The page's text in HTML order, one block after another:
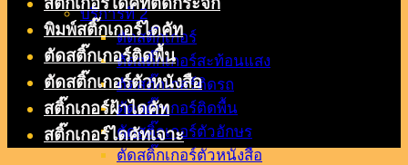
บริการที่ 2
ตัดสติ๊กเกอร์
ตัดสติ๊กเกอร์สะท้อนแสง
ตัดสติ๊กเกอร์ติดรถ
ตัดสติ๊กเกอร์ติดพื้น
ตัดสติ๊กเกอร์ตัวอักษร
ตัดสติ๊กเกอร์ตัวหนังสือ
พิมพ์สติ๊กเกอร์ไดคัท
ตัดสติ๊กเกอร์ติดพื้น
ตัดสติ๊กเกอร์ตัวหนังสือ
สติ๊กเกอร์ฝ้าไดคัท
สติ๊กเกอร์ไดคัทเจาะ